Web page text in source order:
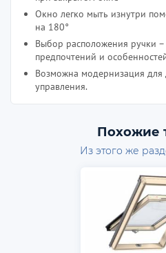
Окно легко мыть изнутри
на 180°
Выбор расположения ручки –
предпочтений и
Возможна модернизация для
управления.
Похожие
Из этого же